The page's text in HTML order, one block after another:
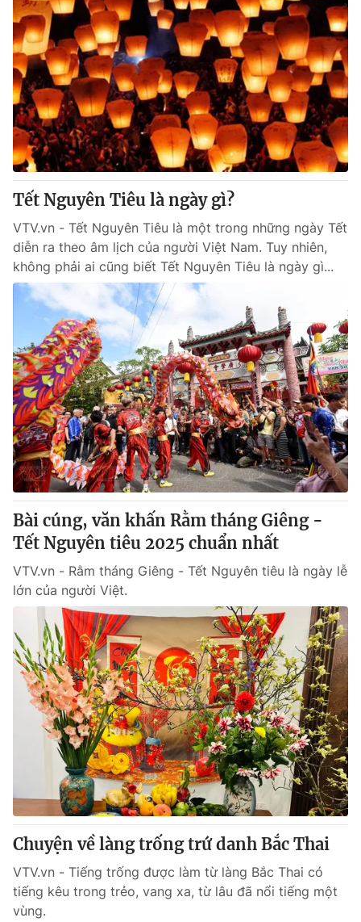
Tết Nguyên Tiêu là ngày gì?
VTV.vn - Tết Nguyên Tiêu là một trong những ngày Tết
diễn ra theo âm lịch của người Việt Nam. Tuy nhiên,
không phải ai cũng biết Tết Nguyên Tiêu là ngày gì...
Bài cúng, văn khấn Rằm tháng Giêng -
Tết Nguyên tiêu 2025 chuẩn nhất
VTV.vn - Rằm tháng Giêng - Tết Nguyên tiêu là ngày lễ
lớn của người Việt.
Chuyện về làng trống trứ danh Bắc Thai
VTV.vn - Tiếng trống được làm từ làng Bắc Thai có
tiếng kêu trong trẻo, vang xa, từ lâu đã nổi tiếng một
vùng.